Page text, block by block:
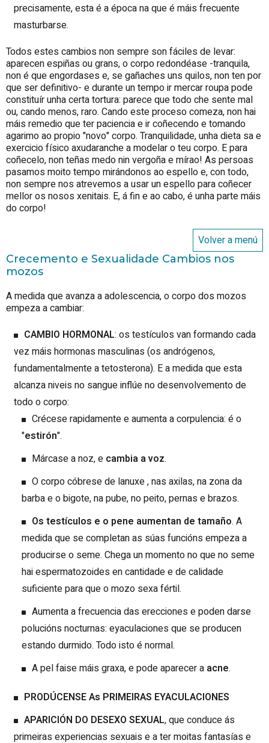
precisamente, esta é a época na que é máis frecuente
masturbarse.
Todos estes cambios non sempre son fáciles de levar:
aparecen espiñas ou grans, o corpo redondéase -tranquila,
non é que engordases e, se gañaches uns quilos, non ten por
que ser definitivo- e durante un tempo ir mercar roupa pode
constituír unha certa tortura: parece que todo che sente mal
ou, cando menos, raro. Cando este proceso comeza, non hai
máis remedio que ter paciencia e ir coñecendo e tomando
agarimo ao propio "novo" corpo. Tranquilidade, unha dieta sa e
exercicio físico axudaranche a modelar o teu corpo. E para
coñecelo, non teñas medo nin vergoña e mírao! As persoas
pasamos moito tempo mirándonos ao espello e, con todo,
non sempre nos atrevemos a usar un espello para coñecer
mellor os nosos xenitais. E, á fin e ao cabo, é unha parte máis
do corpo!
Volver a menú
Crecemento e Sexualidade Cambios nos
mozos
A medida que avanza a adolescencia, o corpo dos mozos
empeza a cambiar:
CAMBIO HORMONAL: os testículos van formando cada
vez máis hormonas masculinas (os andrógenos,
fundamentalmente a tetosterona). E a medida que esta
alcanza niveis no sangue inflúe no desenvolvemento de
todo o corpo:
Crécese rapidamente e aumenta a corpulencia: é o
"estirón".
Márcase a noz, e cambia a voz.
O corpo cóbrese de lanuxe, nas axilas, na zona da
barba e o bigote, na pube, no peito, pernas e brazos.
Os testículos e o pene aumentan de tamaño. A
medida que se completan as súas funcións empeza a
producirse o seme. Chega un momento no que no seme
hai espermatozoides en cantidade e de calidade
suficiente para que o mozo sexa fértil.
Aumenta a frecuencia das erecciones e poden darse
polucións nocturnas: eyaculaciones que se producen
estando durmido. Todo isto é normal.
A pel faise máis graxa, e pode aparecer a acne.
PRODÚCENSE As PRIMEIRAS EYACULACIONES
APARICIÓN DO DESEXO SEXUAL, que conduce ás
primeiras experiencias sexuais e a ter moitas fantasías e